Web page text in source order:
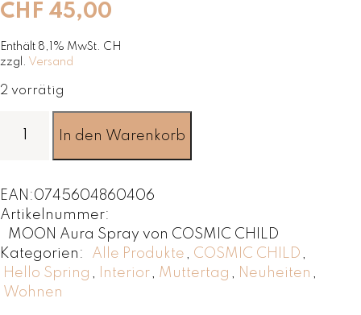
CHF 45,00
Enthält 8,1% MwSt. CH
zzgl. Versand
2 vorrätig
A
u
a
S
p
In den Warenkorb
EAN:0745604860406
Artikelnummer:
MOON Aura Spray von COSMIC CHILD
Kategorien:
Alle Produkte , COSMIC CHILD ,
Hello Spring , Interior, Muttertag , Neuheiten ,
Wohnen